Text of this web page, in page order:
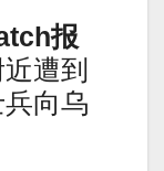
报
遭到
向乌